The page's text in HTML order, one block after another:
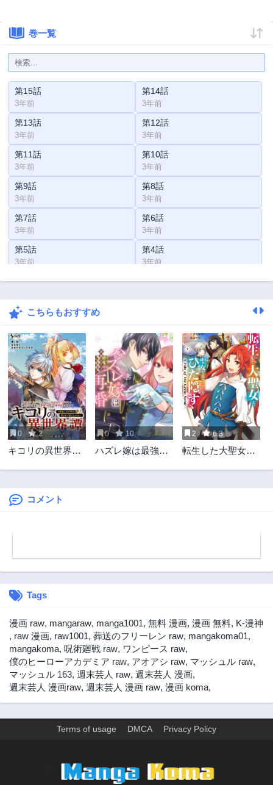
巻一覧
第15話
3年前
第14話
3年前
第13話
3年前
第12話
3年前
第11話
3年前
第10話
3年前
第9話
3年前
第8話
3年前
第7話
3年前
第6話
3年前
第5話
3年前
第4話
3年前
第3話 第2話
第1話こちらもおすすめ
0 2
キコリの異世界譚
がる～
0 10
ハズレ嫁は最強の
2 6.3
転生した大聖女
コメント
Tags
漫画 raw, mangaraw, manga1001, 無料 漫画, 漫画 無料, K-漫神
, raw 漫画, raw1001, 葬送のフリーレン raw, mangakoma01,
mangakoma, 呪術廻戦 raw, ワンピース raw,
僕のヒーローアカデミア raw, アオアシ raw, マッシュル raw,
マッシュル 163, 週末芸人 raw, 週末芸人 漫画,
週末芸人 漫画raw, 週末芸人 漫画 raw, 漫画 koma,
Terms of usage DMCA Privacy Policy